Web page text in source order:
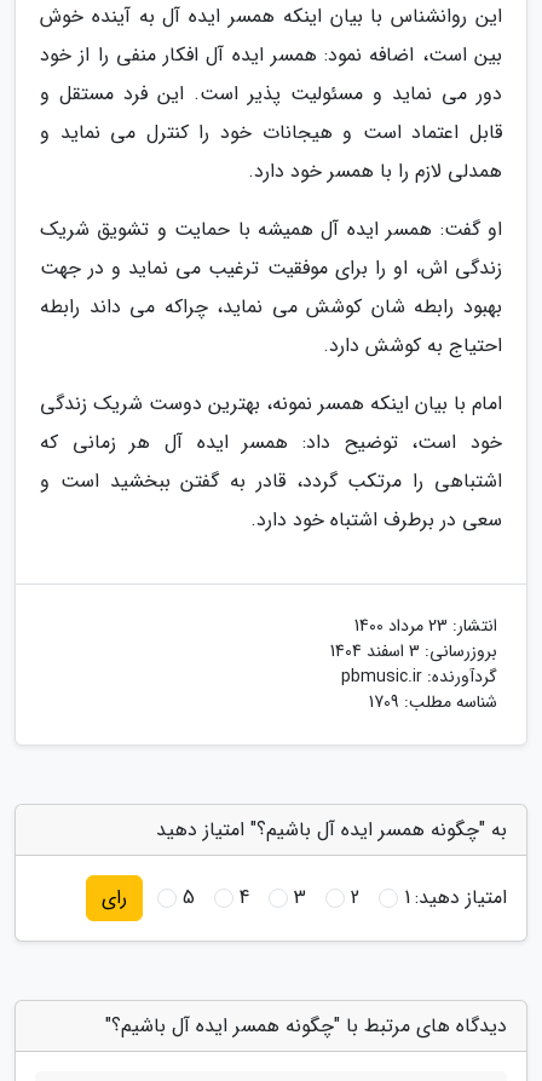
این روانشناس با بیان اینکه همسر ایده آل به آینده خوش
بین است، اضافه نمود: همسر ایده آل افکار منفی را از خود
دور می نماید و مسئولیت پذیر است. این فرد مستقل و
قابل اعتماد است و هیجانات خود را کنترل می نماید و
همدلی لازم را با همسر خود دارد.
او گفت: همسر ایده آل همیشه با حمایت و تشویق شریک
زندگی اش، او را برای موفقیت ترغیب می نماید و در جهت
بهبود رابطه شان کوشش می نماید، چراکه می داند رابطه
احتیاج به کوشش دارد.
امام با بیان اینکه همسر نمونه، بهترین دوست شریک زندگی
خود است، توضیح داد: همسر ایده آل هر زمانی که
اشتباهی را مرتکب گردد، قادر به گفتن ببخشید است و
سعی در برطرف اشتباه خود دارد.
انتشار: 23 مرداد 1400
بروزرسانی: 3 اسفند 1404
گردآورنده: pbmusic.ir
شناسه مطلب: 1709
به "چگونه همسر ایده آل باشیم؟" امتیاز دهید
امتیاز دهید:1
2
3
4
5 رای
دیدگاه های مرتبط با "چگونه همسر ایده آل باشیم؟"